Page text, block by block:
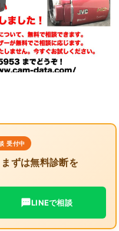
受付中
ずは無料診断を
LINEで相談